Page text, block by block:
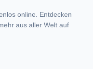
online. Entdecken
aus aller Welt auf